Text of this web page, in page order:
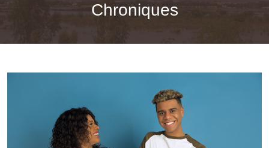
Chroniques